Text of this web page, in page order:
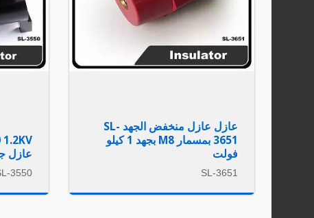
عازل
3550
عازل عازل منخفض الجهد SL-
3651 بمسمار M8 بجهد 1 كيلو
فولت
SL-3651